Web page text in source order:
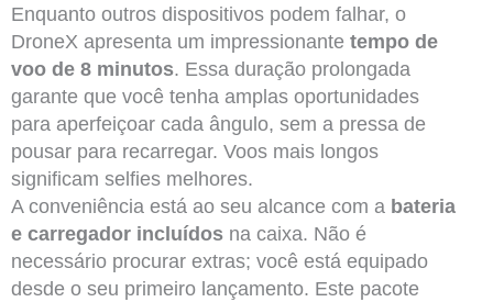
Enquanto outros dispositivos podem falhar, o
DroneX apresenta um impressionante tempo de
voo de 8 minutos. Essa duração prolongada
garante que você tenha amplas oportunidades
para aperfeiçoar cada ângulo, sem a pressa de
pousar para recarregar. Voos mais longos
significam selfies melhores.
A conveniência está ao seu alcance com a bateria
e carregador incluídosna caixa. Não é
necessário procurar extras; você está equipado
desde o seu primeiro lançamento. Este pacote